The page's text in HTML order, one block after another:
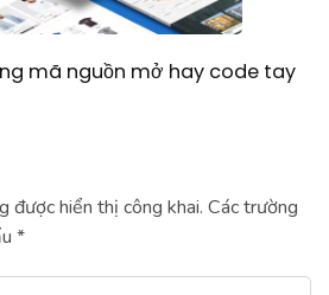
mã nguồn mở hay code tay
được hiển thị công khai. Các trường
*